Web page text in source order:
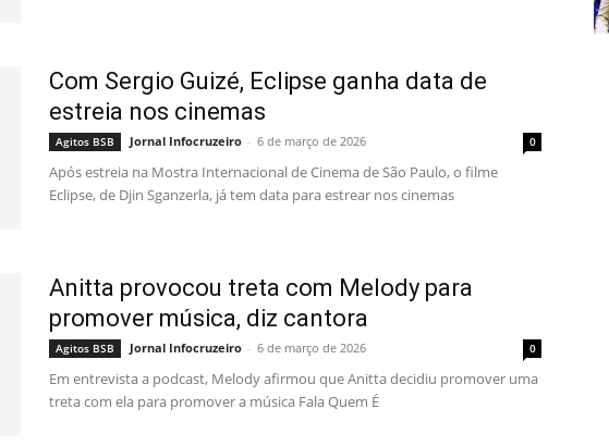
Com Sergio Guizé, Eclipse ganha data de
estreia nos cinemas
Agitos BSB Jornal Infocruzeiro - 6 de março de 2026 0
Após estreia na Mostra Internacional de Cinema de São Paulo, o filme
Eclipse, de Djin Sganzerla, já tem data para estrear nos cinemas
Anitta provocou treta com Melody para
promover música, diz cantora
Agitos BSB Jornal Infocruzeiro - 6 de março de 2026 0
Em entrevista a podcast, Melody afirmou que Anitta decidiu promover uma
treta com ela para promover a música Fala Quem É